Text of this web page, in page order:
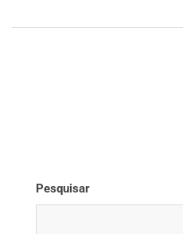
Pesquisar